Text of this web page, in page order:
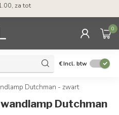
za tot
0
€Incl. btw
Dutchman - zwart
Dutchman